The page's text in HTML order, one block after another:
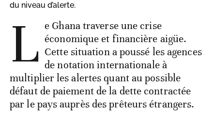
du niveau d’alerte.
L e Ghana traverse une crise
économique et financière aigüe.
Cette situation a poussé les agences
de notation internationale à
multiplier les alertes quant au possible
défaut de paiement de la dette contractée
par le pays auprès des prêteurs étrangers.